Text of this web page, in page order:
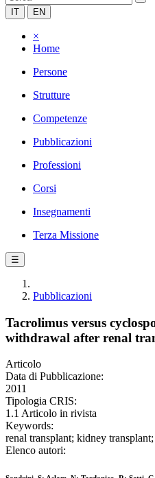
IT EN
×
Home
Persone
Strutture
Competenze
Pubblicazioni
Professioni
Corsi
Insegnamenti
Terza Missione
☰
Pubblicazioni
Tacrolimus versus
withdrawal after renal
Articolo
Data di Pubblicazione:
2011
Tipologia CRIS:
1.1 Articolo in rivista
Keywords:
renal transplant; kidney
Elenco autori: